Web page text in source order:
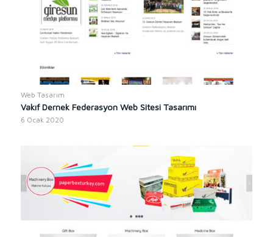
Web Tasarım
Vakıf Dernek Federasyon Web Sitesi Tasarımı
6 Ocak 2020